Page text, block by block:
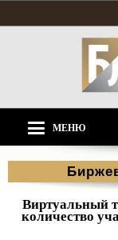
МЕНЮ
Виртуальный
количество